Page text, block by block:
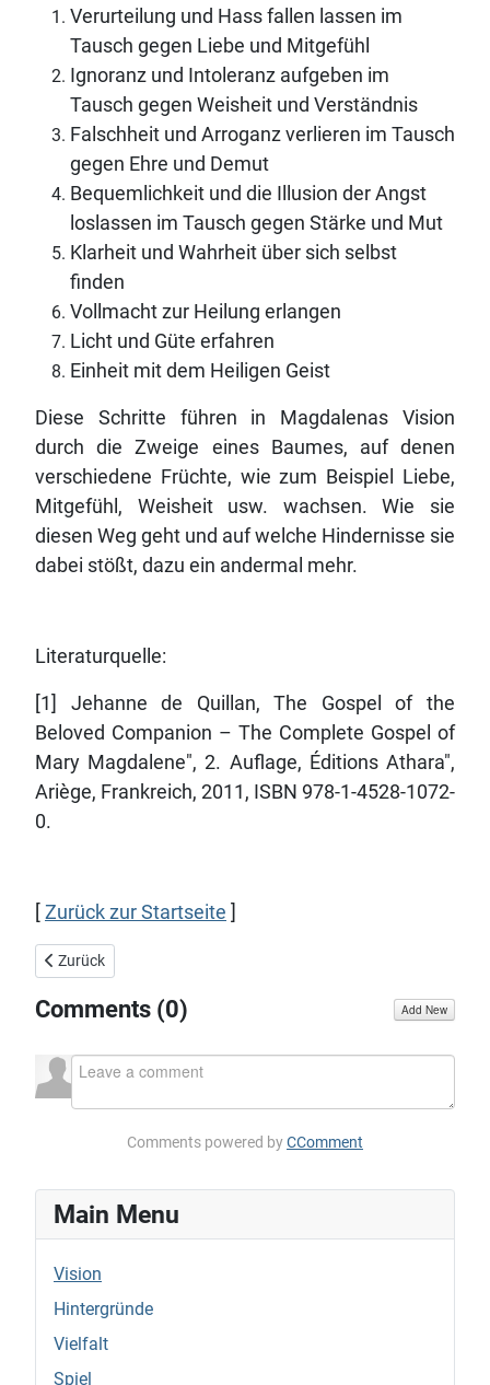
Verurteilung und Hass fallen lassen im
Tausch gegen Liebe und Mitgefühl
Ignoranz und Intoleranz aufgeben im
Tausch gegen Weisheit und Verständnis
Falschheit und Arroganz verlieren im Tausch
gegen Ehre und Demut
Bequemlichkeit und die Illusion der Angst
loslassen im Tausch gegen Stärke und Mut
Klarheit und Wahrheit über sich selbst
finden
Vollmacht zur Heilung erlangen
Licht und Güte erfahren
Einheit mit dem Heiligen Geist
Diese Schritte führen in Magdalenas Vision
durch die Zweige eines Baumes, auf denen
verschiedene Früchte, wie zum Beispiel Liebe,
Mitgefühl, Weisheit usw. wachsen. Wie sie
diesen Weg geht und auf welche Hindernisse sie
dabei stößt, dazu ein andermal mehr.
Literaturquelle:
[1] Jehanne de Quillan, The Gospel of the
Beloved Companion – The Complete Gospel of
Mary Magdalene", 2. Auflage, Éditions Athara",
Ariège, Frankreich, 2011, ISBN 978-1-4528-1072-
0.
[Zurück zur Startseite ]
Vorheriger Beitrag: Der innere Schweinehund und der Zauber des
Zurück
Comments (0) Add New
Comments powered byCComment
Main Menu
Vision
Hintergründe
Vielfalt
Spiel